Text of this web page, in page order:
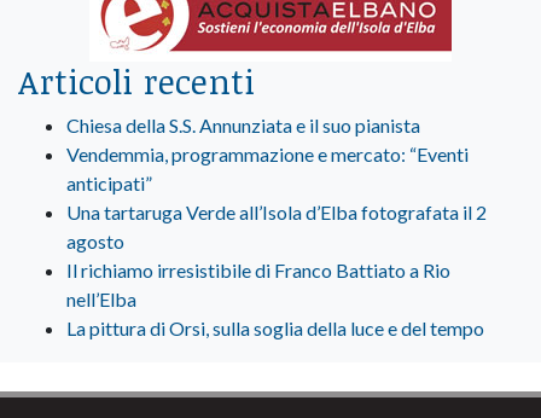
Articoli recenti
Chiesa della S.S. Annunziata e il suo pianista
Vendemmia, programmazione e mercato: “Eventi
anticipati”
Una tartaruga Verde all’Isola d’Elba fotografata il 2
agosto
Il richiamo irresistibile di Franco Battiato a Rio
nell’Elba
La pittura di Orsi, sulla soglia della luce e del tempo